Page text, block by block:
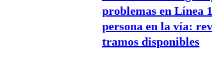
problemas en Línea
persona en la vía:
tramos disponibles